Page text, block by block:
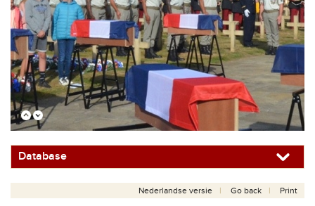
Database
Nederlandse versie Go back Print